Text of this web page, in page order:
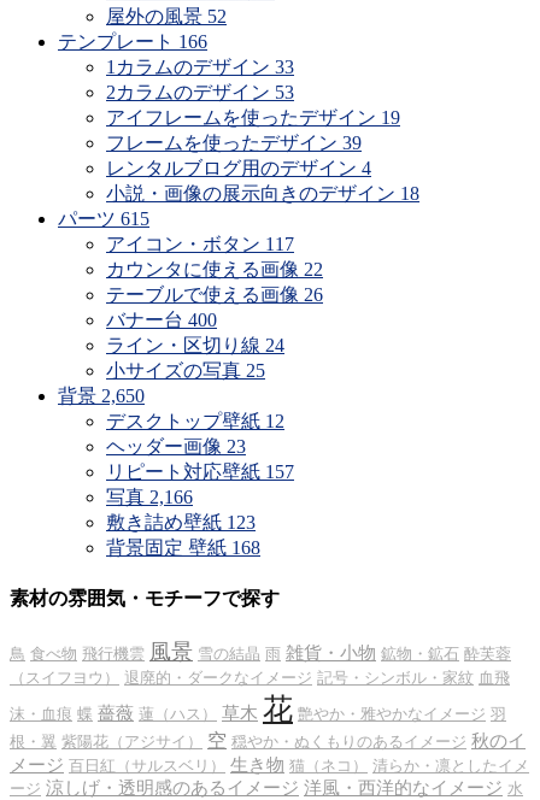
屋外の風景 52
テンプレート 166
1カラムのデザイン 33
2カラムのデザイン 53
アイフレームを使ったデザイン 19
フレームを使ったデザイン 39
レンタルブログ用のデザイン 4
小説・画像の展示向きのデザイン 18
パーツ 615
アイコン・ボタン 117
カウンタに使える画像 22
テーブルで使える画像 26
バナー台 400
ライン・区切り線 24
小サイズの写真 25
背景 2,650
デスクトップ壁紙 12
ヘッダー画像 23
リピート対応壁紙 157
写真 2,166
敷き詰め壁紙 123
背景固定 壁紙 168
素材の雰囲気・モチーフで探す
鳥 食べ物 飛行機雲 風景 雪の結晶 雨 雑貨・小物 鉱物・鉱石 酔芙蓉
（スイフヨウ）
退廃的・ダークなイメージ 記号・シンボル・家紋 血飛
沫・血痕 蝶 薔薇 蓮（ハス） 草木 花 艶やか・雅やかなイメージ 羽
根・翼 紫陽花（アジサイ） 空 穏やか・ぬくもりのあるイメージ 秋のイ
メージ 百日紅（サルスベリ） 生き物 猫（ネコ）
清らか・凛としたイメ
ージ 涼しげ・透明感のあるイメージ 洋風・西洋的なイメージ 水